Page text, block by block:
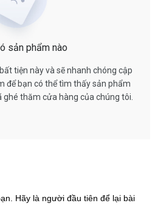
sản phẩm nào
tiện này và sẽ nhanh chóng cập
để bạn có thể tìm thấy sản phẩm
ghé thăm cửa hàng của chúng tôi.
Hãy là người đầu tiên để lại bài